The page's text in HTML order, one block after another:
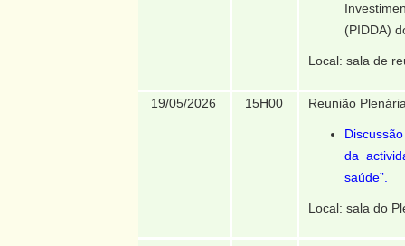
(PIDDA)
Local: sala de
19/05/2026 15H00 Reunião
da
saúde”.
Local: sala do